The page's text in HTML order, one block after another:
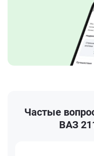
Частые
ВАЗ